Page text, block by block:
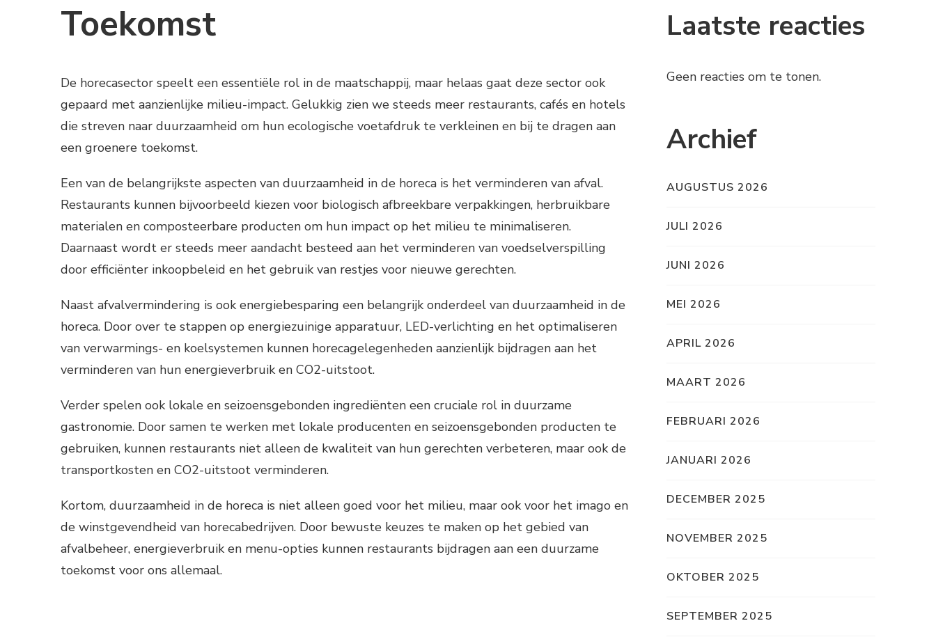
Toekomst
De horecasector speelt een essentiële rol in de maatschappij, maar helaas gaat deze sector ook
gepaard met aanzienlijke milieu-impact. Gelukkig zien we steeds meer restaurants, cafés en hotels
die streven naar duurzaamheid om hun ecologische voetafdruk te verkleinen en bij te dragen aan
een groenere toekomst.
Een van de belangrijkste aspecten van duurzaamheid in de horeca is het verminderen van afval.
Restaurants kunnen bijvoorbeeld kiezen voor biologisch afbreekbare verpakkingen, herbruikbare
materialen en composteerbare producten om hun impact op het milieu te minimaliseren.
Daarnaast wordt er steeds meer aandacht besteed aan het verminderen van voedselverspilling
door efficiënter inkoopbeleid en het gebruik van restjes voor nieuwe gerechten.
Naast afvalvermindering is ook energiebesparing een belangrijk onderdeel van duurzaamheid in de
horeca. Door over te stappen op energiezuinige apparatuur, LED-verlichting en het optimaliseren
van verwarmings- en koelsystemen kunnen horecagelegenheden aanzienlijk bijdragen aan het
verminderen van hun energieverbruik en CO2-uitstoot.
Verder spelen ook lokale en seizoensgebonden ingrediënten een cruciale rol in duurzame
gastronomie. Door samen te werken met lokale producenten en seizoensgebonden producten te
gebruiken, kunnen restaurants niet alleen de kwaliteit van hun gerechten verbeteren, maar ook de
transportkosten en CO2-uitstoot verminderen.
Kortom, duurzaamheid in de horeca is niet alleen goed voor het milieu, maar ook voor het imago en
de winstgevendheid van horecabedrijven. Door bewuste keuzes te maken op het gebied van
afvalbeheer, energieverbruik en menu-opties kunnen restaurants bijdragen aan een duurzame
toekomst voor ons allemaal.
Laatste reacties
Geen reacties om te tonen.
Archief
AUGUSTUS 2026
JULI 2026
JUNI 2026
MEI 2026
APRIL 2026
MAART 2026
FEBRUARI 2026
JANUARI 2026
DECEMBER 2025
NOVEMBER 2025
OKTOBER 2025
SEPTEMBER 2025